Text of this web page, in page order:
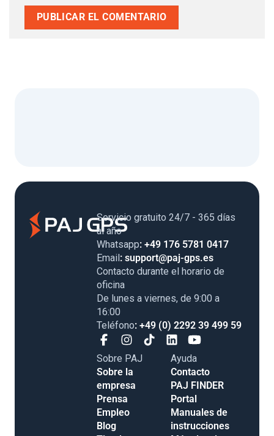
Servicio gratuito 24/7 - 365 días
al año
Whatsapp: +49 176 5781 0417
Email: support@paj-gps.es
Contacto durante el horario de
oficina
De lunes a viernes, de 9:00 a
16:00
Teléfono: +49 (0) 2292 39 499 59
Sobre PAJ
Sobre la
empresa
Prensa
Empleo
Blog
Ayuda
Contacto
PAJ FINDER
Portal
Manuales de
instrucciones